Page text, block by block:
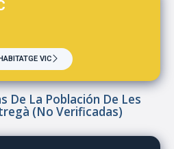
VIC
De La Población De Les
(no Verificadas)